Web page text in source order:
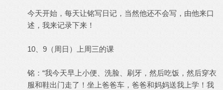
今天开始，每天让铭写日记，当然他还不会写，由他来口
述，我来记录下来！
10、9（周日）上周三的课
铭：“我今天早上小便、洗脸、刷牙，然后吃饭，然后穿衣
服和鞋出门走了！坐上爸爸车，爸爸和妈妈送我上学！我